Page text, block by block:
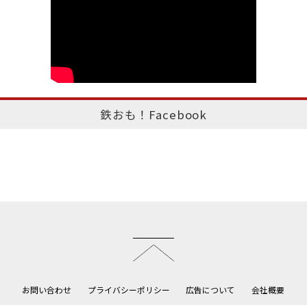
鉄おも！Facebook
お問い合わせ プライバシーポリシー 広告について 会社概要